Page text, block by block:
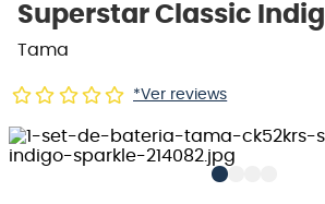
Superstar Classic
Tama
*Ver reviews